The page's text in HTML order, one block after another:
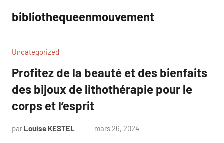
contenu
bibliothequeenmouvement
Uncategorized
Profitez de la beauté et des bienfaits
des bijoux de lithothérapie pour le
corps et l’esprit
par Louise KESTEL mars 26, 2024